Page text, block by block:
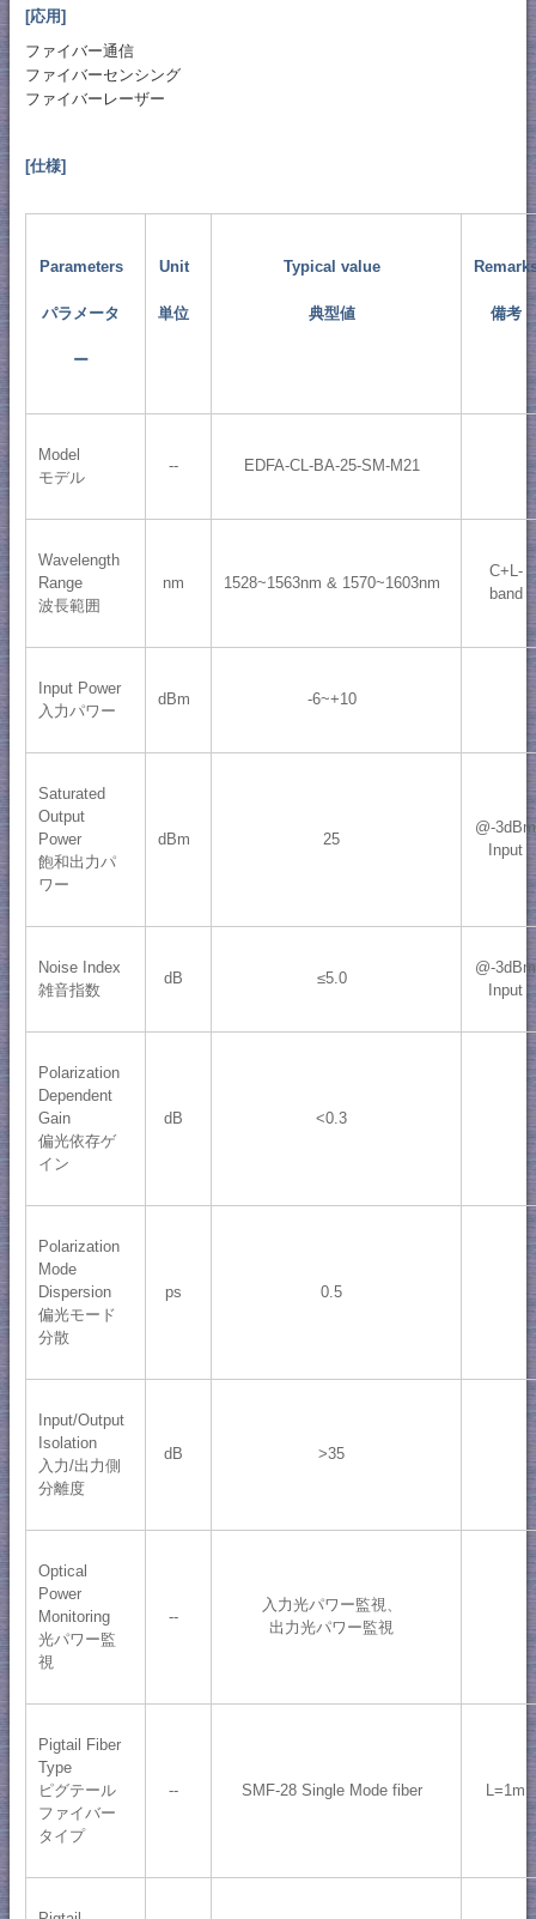
[応用]
ファイバー通信
ファイバーセンシング
ファイバーレーザー
[仕様]
Parameters
パラメータ
ー
Unit
単位
Typical value
典型値 備考
Model
モデル
-- EDFA-CL-BA-25-SM-M21
Wavelength
Range
波長範囲
nm 1528~1563nm & 1570~1603nm
C+L-
band
Input Power
入力パワー
dBm -6~+10
Saturated
Output
Power
飽和出力パ
ワー
dBm 25
@-3dBm
Input
Noise Index
雑音指数
dB ≤5.0
@-3dBm
Input
Polarization
Dependent
Gain
偏光依存ゲ
イン
dB <0.3
Polarization
Mode
Dispersion
偏光モード
分散
ps 0.5
Input/Output
Isolation
入力/出力側
分離度
dB >35
Optical
Power
Monitoring
光パワー監
視
--
入力光パワー監視、
出力光パワー監視
Pigtail Fiber
Type
ピグテール
ファイバー
タイプ
-- SMF-28 Single Mode fiber L=1m